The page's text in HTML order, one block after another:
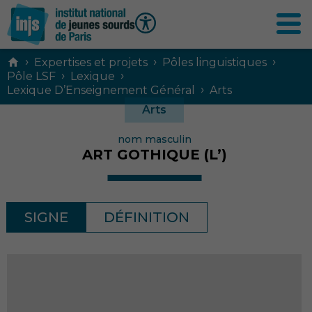
Contenu
principal
› Expertises et projets › Pôles linguistiques ›
Pôle LSF › Lexique ›
Lexique D’Enseignement Général › Arts
Arts
nom masculin
ART GOTHIQUE (L’)
SIGNE DÉFINITION